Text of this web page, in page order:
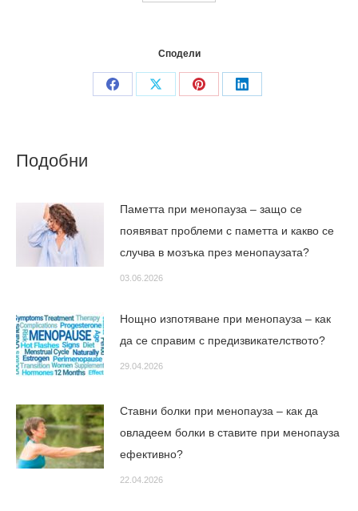
Сподели
Share
Share
Share
Share
Подобни
Паметта при менопауза – защо се
появяват проблеми с паметта и какво се
случва в мозъка през менопаузата?
03.06.2026
Нощно изпотяване при менопауза – как
да се справим с предизвикателството?
29.04.2026
Ставни болки при менопауза – как да
овладеем болки в ставите при менопауза
ефективно?
22.04.2026